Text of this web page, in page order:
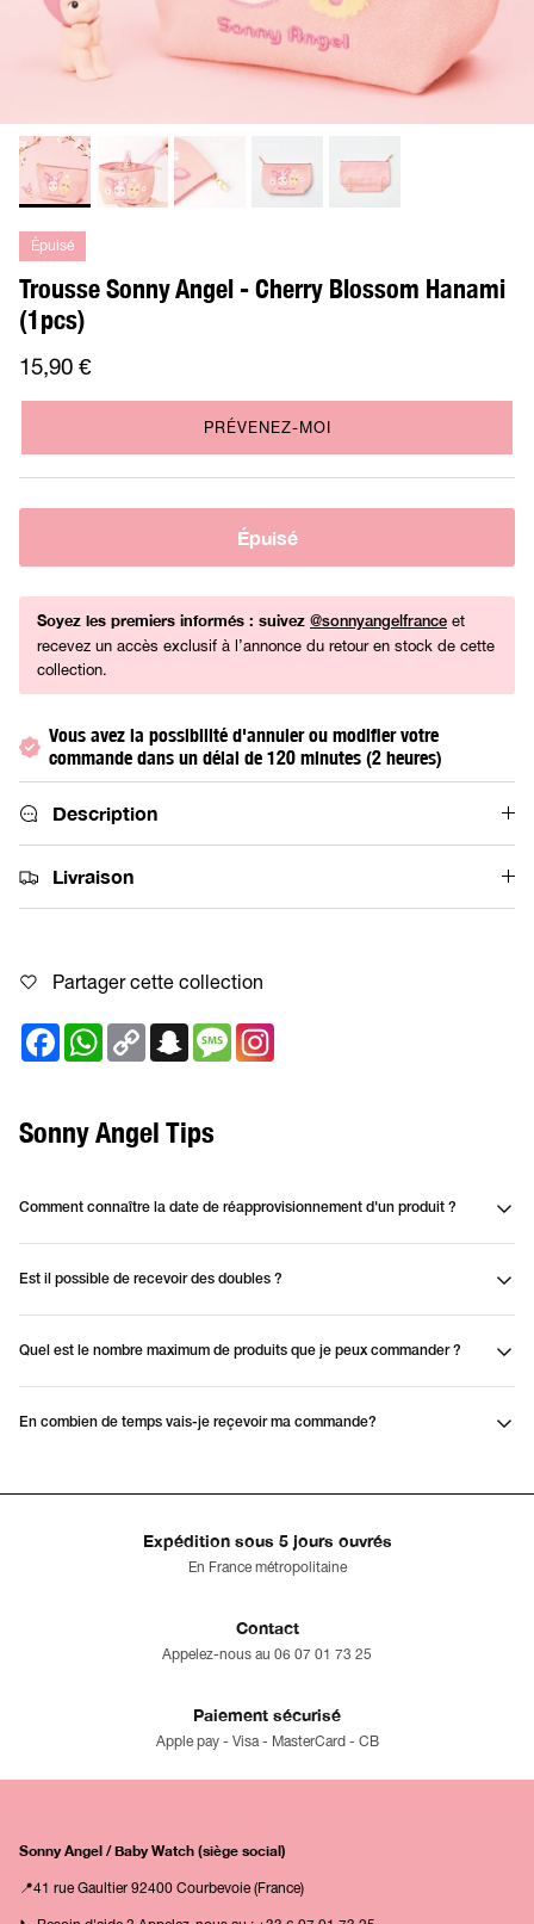
Épuisé
Trousse Sonny Angel - Cherry Blossom Hanami
(1pcs)
15,90 €
PRÉVENEZ-MOI
Épuisé
Soyez les premiers informés : suivez @sonnyangelfrance et
recevez un accès exclusif à l’annonce du retour en stock de cette
collection.
Vous avez la possibilité d'annuler ou modifier votre
commande dans un délai de 120 minutes (2 heures)
Description
Livraison
Partager cette collection
FacebookWhatsApp
Copy
Link
Snapchat
Message
Sonny Angel Tips
Comment connaître la date de réapprovisionnement d'un produit ?
Est il possible de recevoir des doubles ?
Quel est le nombre maximum de produits que je peux commander ?
En combien de temps vais-je reçevoir ma commande?
Expédition sous 5 jours ouvrés
En France métropolitaine
Contact
Appelez-nous au 06 07 01 73 25
Paiement sécurisé
Apple pay - Visa - MasterCard - CB
Sonny Angel / Baby Watch (siège social)
📍41 rue Gaultier 92400 Courbevoie (France)